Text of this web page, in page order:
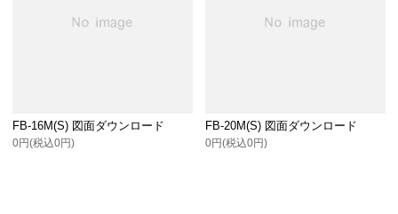
FB-16M(S) 図面ダウンロード
0円(税込0円)
FB-20M(S) 図面ダウンロード
0円(税込0円)